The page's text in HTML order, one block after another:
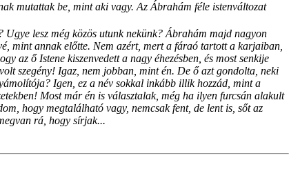
mutattak be, mint aki vagy. Az Ábrahám féle istenváltozat
lesz még közös utunk nekünk? Ábrahám majd nagyon
mint annak előtte. Nem azért, mert a fáraó tartott a karjaiban,
az ő Istene kiszenvedett a nagy éhezésben, és most senkije
szegény! Igaz, nem jobban, mint én. De ő azt gondolta, neki
Igen, ez a név sokkal inkább illik hozzád, mint a
Most már én is választalak, még ha ilyen furcsán alakult
hogy megtalálható vagy, nemcsak fent, de lent is, sőt az
rá, hogy sírjak...